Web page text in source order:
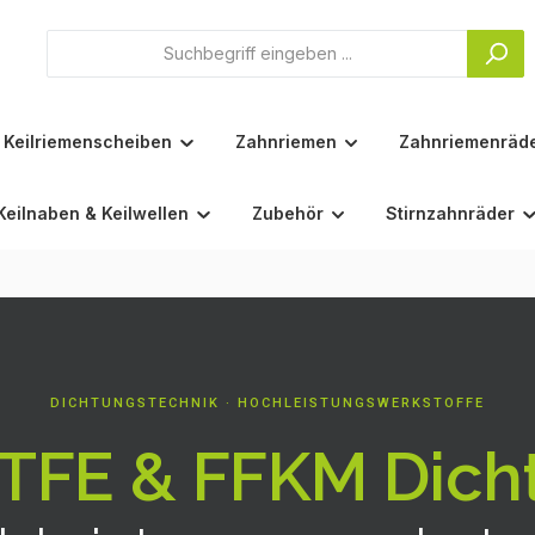
Keilriemenscheiben Zahnriemen
& Keilwellen Zubehör Stirnzahnräder
DICHTUNGSTECHNIK · HOCHLEISTUNGSWERKSTOFFE
& FFKM